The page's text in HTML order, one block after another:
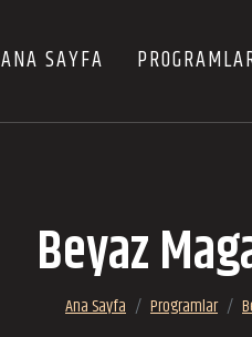
ANA SAYFA
Beyaz
Ana Sayfa Programlar